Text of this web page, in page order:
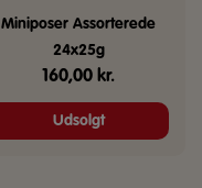
Miniposer Assorterede
24x25g
160,00 kr.
Udsolgt